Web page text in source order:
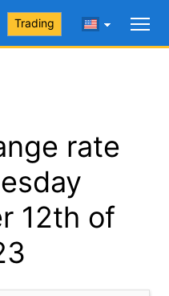
Trading
rate
12th of